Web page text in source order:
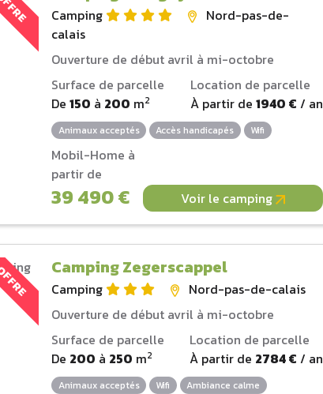
Camping
Nord-pas-de-
calais
Ouverture de début avril à mi-octobre
Surface de parcelle
De150 à 200 m2
Location de parcelle
À partir de 1940 € / an
Animaux acceptés Accès handicapés Wifi
Mobil-Home à
partir de
39 490 € Voir le camping
Camping Zegerscappel
Camping
Nord-pas-de-calais
Ouverture de début avril à mi-octobre
Surface de parcelle
De 200 à 250 m2
Location de parcelle
À partir de 2784 € / an
Animaux acceptés Wifi Ambiance calme